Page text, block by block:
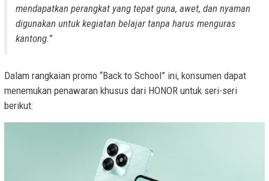
mendapatkan perangkat yang tepat guna, awet, dan nyaman
digunakan untuk kegiatan belajar tanpa harus menguras
kantong.”
Dalam rangkaian promo “Back to School” ini, konsumen dapat
menemukan penawaran khusus dari HONOR untuk seri-seri
berikut: